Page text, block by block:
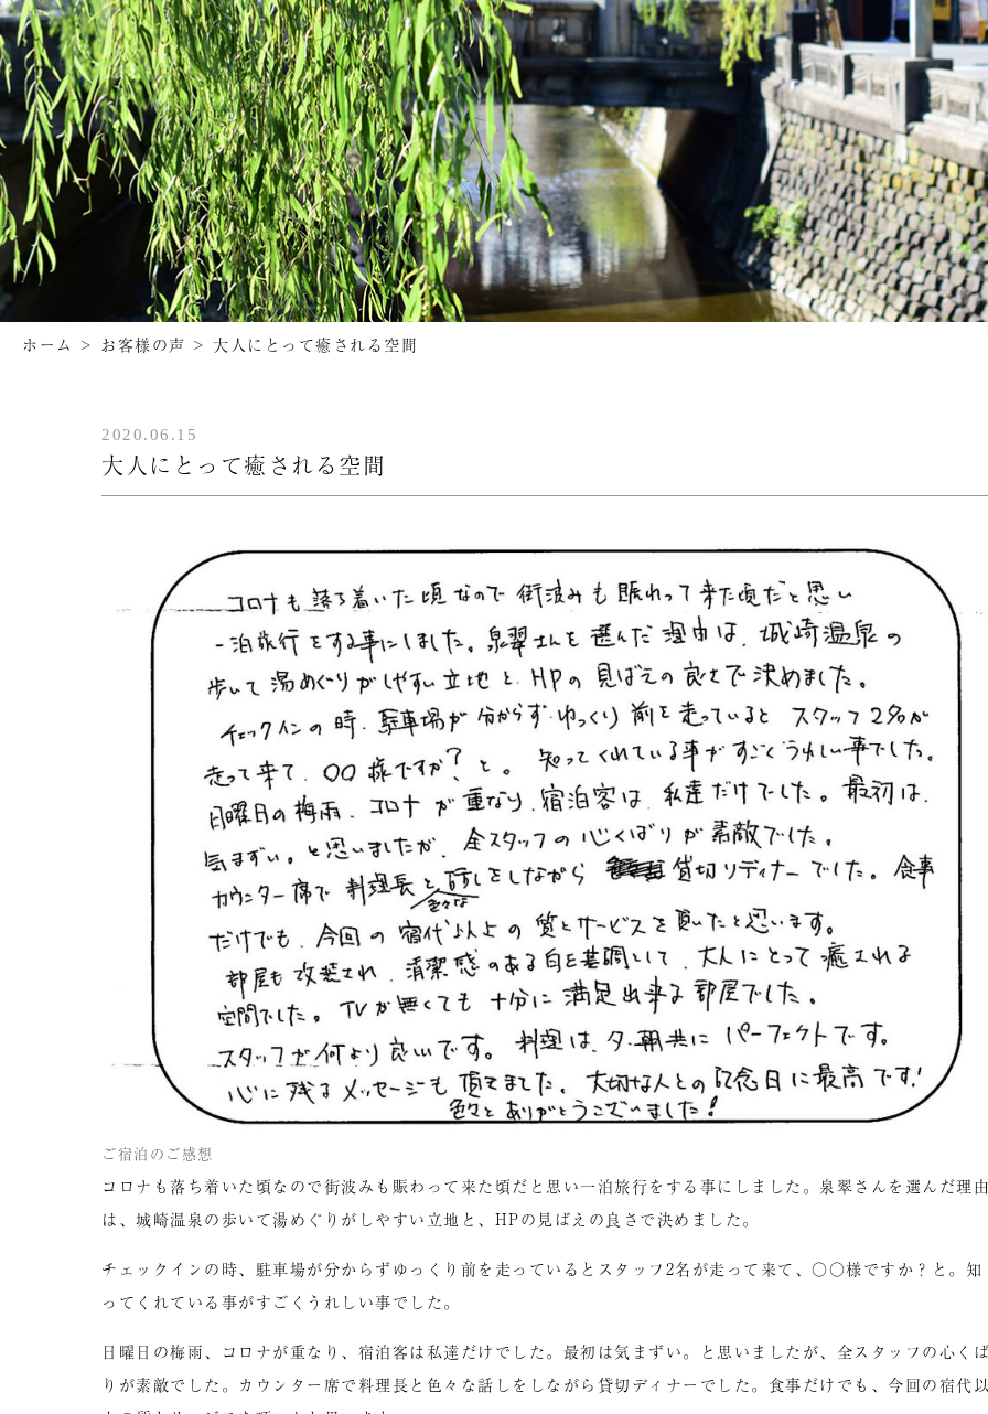
ホーム > お客様の声 > 大人にとって癒される空間
2020.06.15
大人にとって癒される空間
ご宿泊のご感想
コロナも落ち着いた頃なので街波みも賑わって来た頃だと思い一泊旅行をする事にしました。泉翠さんを選んだ理由
は、城崎温泉の歩いて湯めぐりがしやすい立地と、HPの見ばえの良さで決めました。
チェックインの時、駐車場が分からずゆっくり前を走っているとスタッフ2名が走って来て、○○様ですか？と。知
ってくれている事がすごくうれしい事でした。
日曜日の梅雨、コロナが重なり、宿泊客は私達だけでした。最初は気まずい。と思いましたが、全スタッフの心くば
りが素敵でした。カウンター席で料理長と色々な話しをしながら貸切ディナーでした。食事だけでも、今回の宿代以